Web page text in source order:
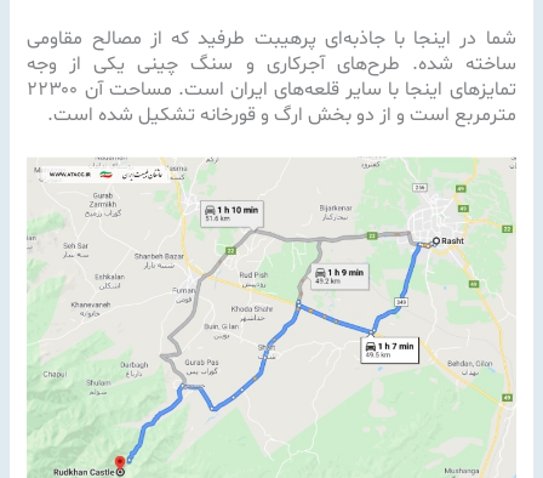
شما در اینجا با جاذبه‌ای پرهیبت طرفید که از مصالح مقاومی
ساخته شده. طرح‌های آجرکاری و سنگ چینی یکی از وجه
تمایزهای اینجا با سایر قلعه‌های ایران است. مساحت آن ۲۲۳۰۰
مترمربع است و از دو بخش ارگ و قورخانه تشکیل شده است.